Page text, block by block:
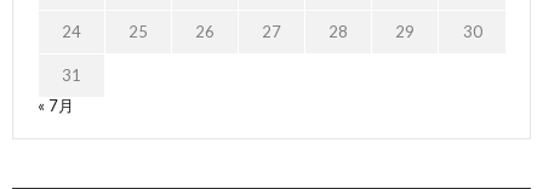
24 25 26 27 28 29 30
31
« 7月